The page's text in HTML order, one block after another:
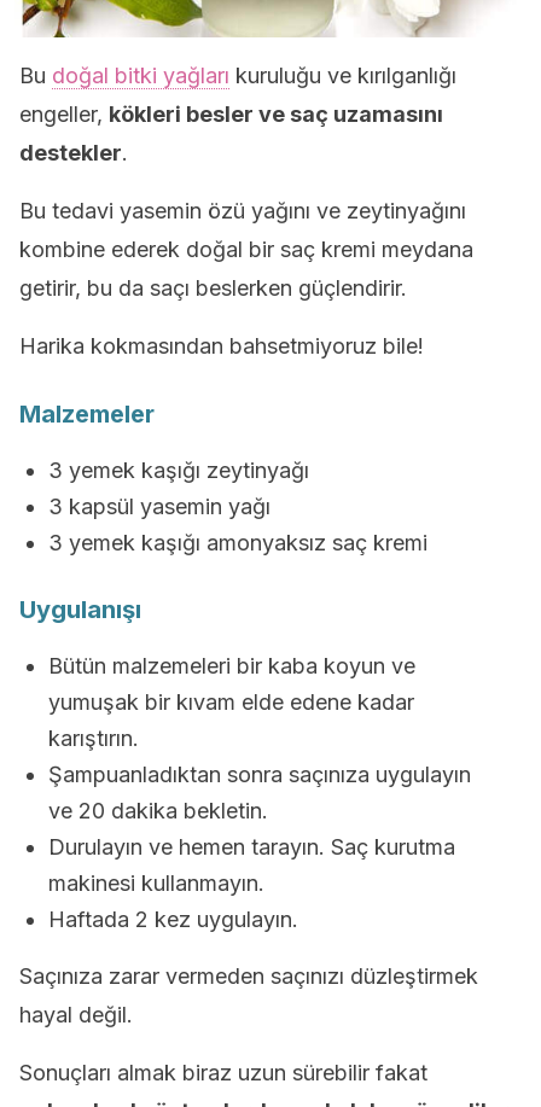
Bu doğal bitki yağları kuruluğu ve kırılganlığı
engeller, kökleri besler ve saç uzamasını
destekler.
Bu tedavi yasemin özü yağını ve zeytinyağını
kombine ederek doğal bir saç kremi meydana
getirir, bu da saçı beslerken güçlendirir.
Harika kokmasından bahsetmiyoruz bile!
Malzemeler
3 yemek kaşığı zeytinyağı
3 kapsül yasemin yağı
3 yemek kaşığı amonyaksız saç kremi
Uygulanışı
Bütün malzemeleri bir kaba koyun ve
yumuşak bir kıvam elde edene kadar
karıştırın.
Şampuanladıktan sonra saçınıza uygulayın
ve 20 dakika bekletin.
Durulayın ve hemen tarayın. Saç kurutma
makinesi kullanmayın.
Haftada 2 kez uygulayın.
Saçınıza zarar vermeden saçınızı düzleştirmek
hayal değil.
Sonuçları almak biraz uzun sürebilir fakat